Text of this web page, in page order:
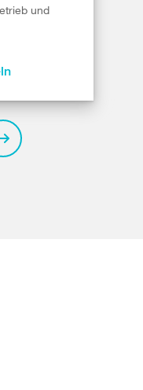
und